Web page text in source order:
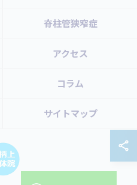
脊柱管狭窄症
アクセス
コラム
サイトマップ